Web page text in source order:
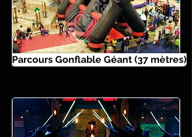
Parcours Gonflable Géant (37 mètres)